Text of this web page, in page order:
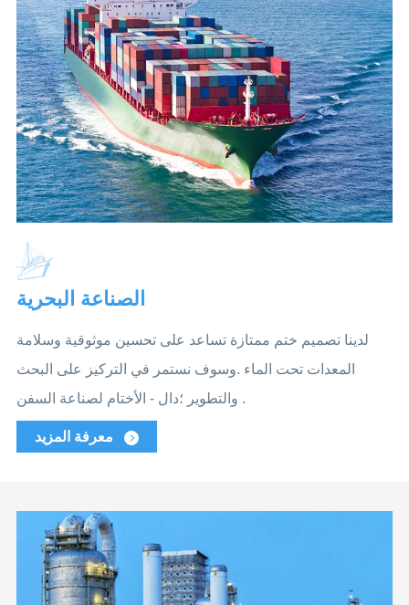
الصناعة البحرية
لدينا تصميم ختم ممتازة تساعد على تحسين موثوقية وسلامة
المعدات تحت الماء .وسوف نستمر في التركيز على البحث
والتطوير ؛دال - الأختام لصناعة السفن .